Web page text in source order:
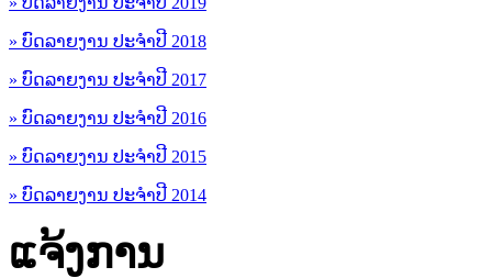
» ບົດລາຍງານ ປະຈຳປີ 2018
» ບົດລາຍງານ ປະຈຳປີ 2017
» ບົດລາຍງານ ປະຈຳປີ 2016
» ບົດລາຍງານ ປະຈຳປີ 2015
» ບົດລາຍງານ ປະຈຳປີ 2014
ແຈ້ງການ